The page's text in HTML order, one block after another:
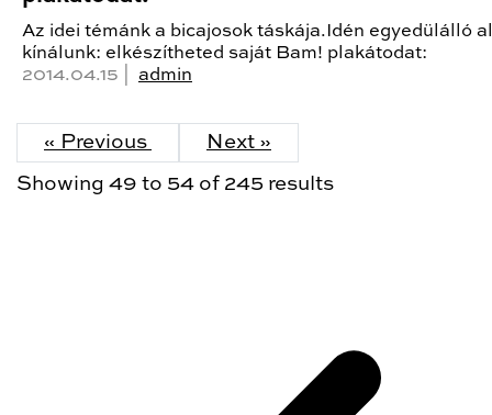
Az idei témánk a bicajosok táskája.Idén egyedülálló
kínálunk: elkészítheted saját Bam! plakátodat:
2014.04.15 | admin
« Previous Next »
Showing 49 to 54 of 245 results